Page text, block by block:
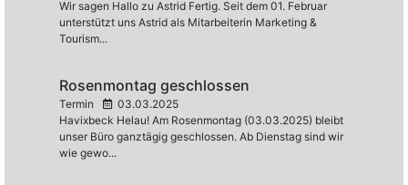
Wir sagen Hallo zu Astrid Fertig. Seit dem 01. Februar
unterstützt uns Astrid als Mitarbeiterin Marketing &
Tourism...
Rosenmontag geschlossen
Termin
03.03.2025
Havixbeck Helau! Am Rosenmontag (03.03.2025) bleibt
unser Büro ganztägig geschlossen. Ab Dienstag sind wir
wie gewo...